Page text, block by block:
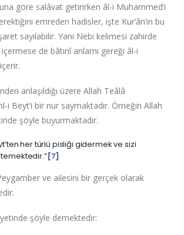
göre salâvat getirirken âl-i Muhammed’i
emreden hadisler, işte Kur’ân’ın bu
sayılabilir. Yani Nebi kelimesi zahirde
de bâtınî anlamı gereği âl-i
anlaşıldığı üzere Allah Teâlâ
i Beyt’i bir nur saymaktadır. Örneğin Allah
şöyle buyurmaktadır.
her türlü pisliği gidermek ve sizi
[7]
ve ailesini bir gerçek olarak
şöyle demektedir: